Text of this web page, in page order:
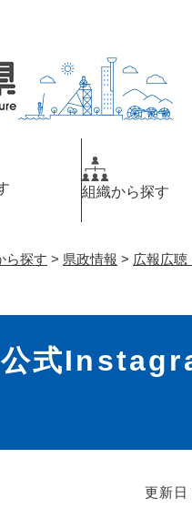
組織から探す
ら探す > 県政情報 > 広報広聴
式
更新日